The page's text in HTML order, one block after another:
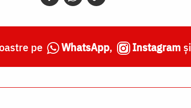
pe WhatsApp, Instagram și